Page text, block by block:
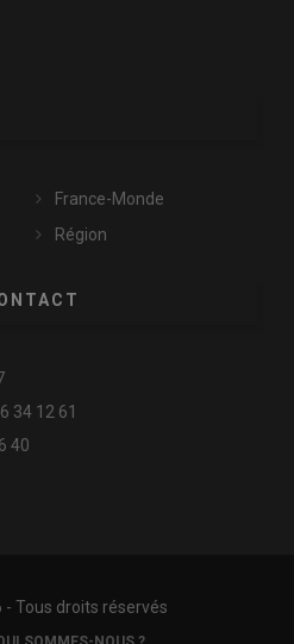
France-Monde
Région
34 12 61
40
Tous droits réservés